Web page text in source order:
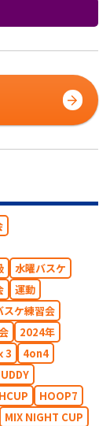
水曜バスケ
運動
スケ練習会
2024年
3
4on4
HOOP7
MIX NIGHT CUP